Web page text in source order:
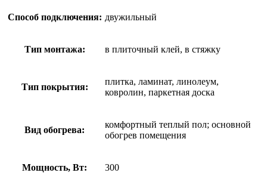
Способ подключения: двужильный
Тип монтажа: в плиточный клей, в стяжку
Тип покрытия:
плитка, ламинат, линолеум,
ковролин, паркетная доска
Вид обогрева:
комфортный теплый пол; основной
обогрев помещения
Мощность, Вт: 300